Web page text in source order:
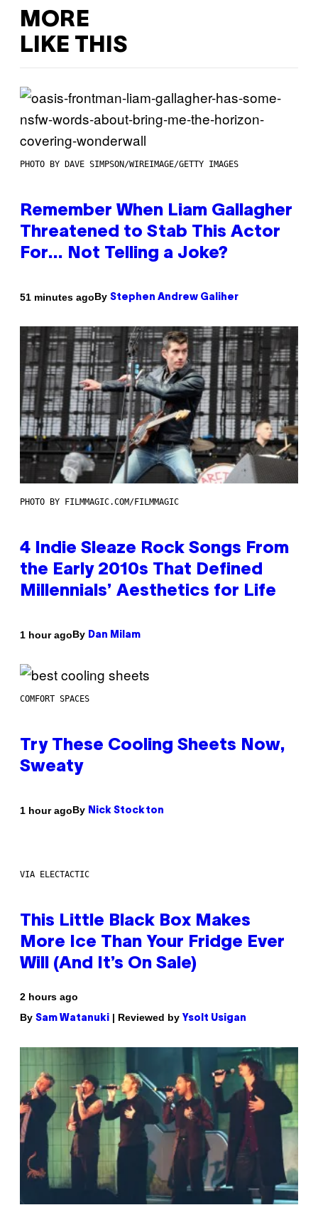
MORE
LIKE THIS
PHOTO BY DAVE SIMPSON/WIREIMAGE/GETTY IMAGES
Remember When Liam Gallagher
Threatened to Stab This Actor
For… Not Telling a Joke?
51 minutes agoBy Stephen Andrew Galiher
PHOTO BY FILMMAGIC.COM/FILMMAGIC
4 Indie Sleaze Rock Songs From
the Early 2010s That Defined
Millennials’ Aesthetics for Life
1 hour agoBy Dan Milam
COMFORT SPACES
Try These Cooling Sheets Now,
Sweaty
1 hour agoBy Nick Stockton
VIA ELECTACTIC
This Little Black Box Makes
More Ice Than Your Fridge Ever
Will (And It’s On Sale)
2 hours ago
By Sam Watanuki | Reviewed by Ysolt Usigan